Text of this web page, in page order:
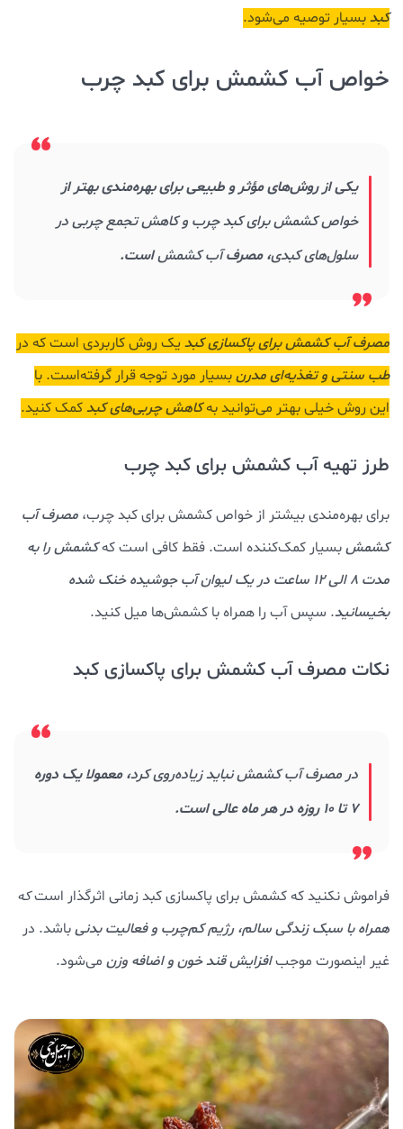
کبدبسیار توصیه می‌شود.
خواص آب کشمش برای کبد چرب
یکی از روش‌های مؤثر و طبیعی برای بهره‌مندی بهتر از
خواص کشمش برای کبد چرب و کاهش تجمع چربی در
سلول‌های کبدی، مصرفآب کشمشاست.
مصرف آب کشمش برای پاکسازی کبد یک روش کاربردی است که در
طب سنتی و تغذیه‌ای مدرنبسیار مورد توجه قرار گرفته‌است. با
این روش خیلی بهتر می‌توانید بهکاهش چربی‌های کبدکمک کنید.
طرز تهیه آب کشمش برای کبد چرب
برای بهره‌مندی بیشتر از خواص کشمش برای کبد چرب، مصرف آب
کشمشبسیار کمک‌کننده است. فقط کافی است کهکشمش را به
مدت 8 الی 12 ساعت در یک لیوان آب جوشیده خنک شده
بخیسانید. سپس آب را همراه با کشمش‌ها میل کنید.
نکات مصرف آب کشمش برای پاکسازی کبد
در مصرف آب کشمش نباید زیاده‌روی کرد، معمولا یک دوره
7 تا 10 روزه در هر ماه عالی است.
فراموش نکنید که کشمش برای پاکسازی کبد زمانی اثرگذار استکه
همراه با سبک زندگی سالم، رژیم کم‌چرب و فعالیت بدنیباشد. در
غیر اینصورت موجبافزایش قند خون و اضافه وزن می‌شود.